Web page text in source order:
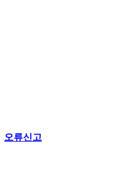
오류신고